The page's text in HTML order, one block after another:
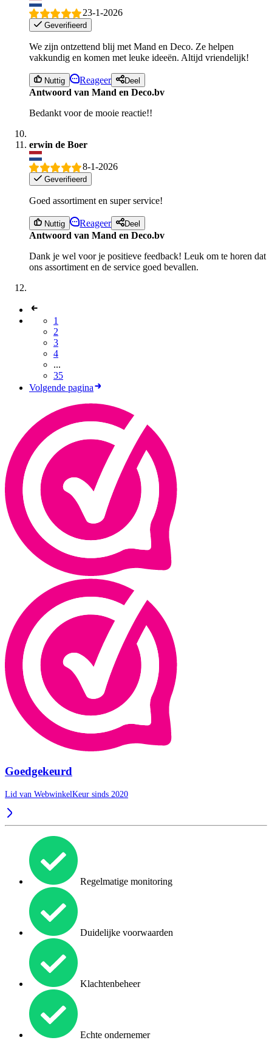
23-1-2026
Geverifieerd
We zijn ontzettend blij met Mand en Deco. Ze helpen
vakkundig en komen met leuke ideeën. Altijd vriendelijk!
Nuttig Reageer Deel
Antwoord van Mand en Deco.bv
Bedankt voor de mooie reactie!!
erwin de Boer
8-1-2026
Geverifieerd
Goed assortiment en super service!
Nuttig Reageer Deel
Antwoord van Mand en Deco.bv
Dank je wel voor je positieve feedback! Leuk om te horen dat
ons assortiment en de service goed bevallen.
1
2
3
4
...
35
Volgende pagina
Goedgekeurd
Lid van WebwinkelKeur sinds 2020
Regelmatige monitoring
Duidelijke voorwaarden
Klachtenbeheer
Echte ondernemer